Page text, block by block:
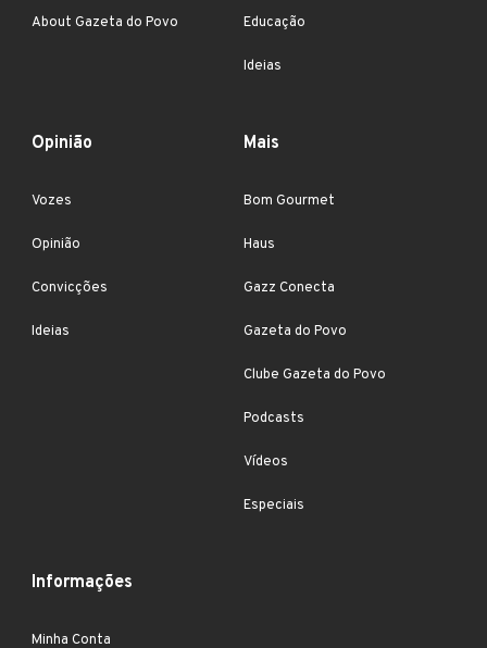
About Gazeta do Povo Educação
Ideias
Opinião
Vozes
Opinião
Convicções
Ideias
Mais
Bom Gourmet
Haus
Gazz Conecta
Gazeta do Povo
Clube Gazeta do Povo
Podcasts
Vídeos
Especiais
Informações
Minha Conta